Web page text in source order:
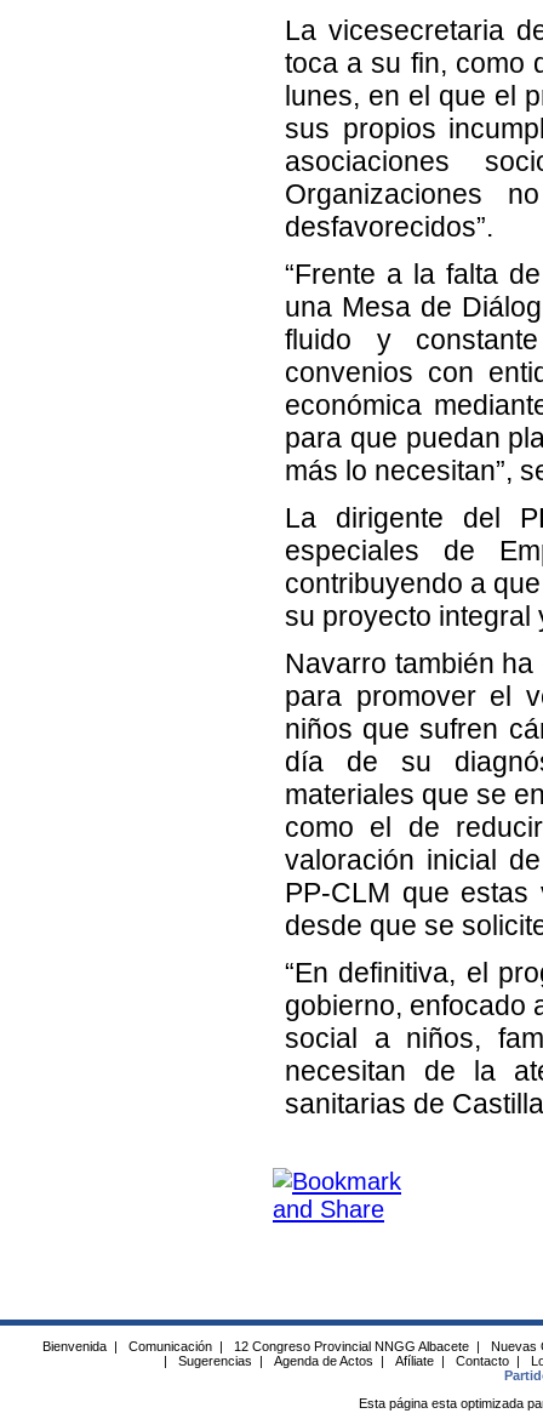
La vicesecretaria
toca a su fin, como
lunes, en el que el
sus propios
asociaciones
Organizaciones
desfavorecidos”.
“Frente a la falta
una Mesa de
fluido y
convenios con
económica
para que puedan
más lo necesitan”,
La dirigente del
especiales de
contribuyendo a
su proyecto integral
Navarro también
para promover el
niños que sufren
día de su
materiales que se
como el de
valoración inicial
PP-CLM que
desde que se
“En definitiva, el
gobierno, enfocado
social a niños,
necesitan de la
sanitarias de
Bienvenida | Comunicación | 12 Congreso Provincial NNGG Albacete |
Nuevas
|
Sugerencias | Agenda de Actos | Afíliate | Contacto |
Esta página esta optimizada